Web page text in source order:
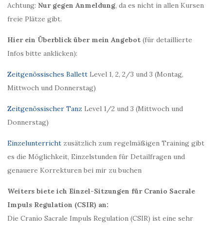
Achtung: Nur gegen Anmeldung, da es nicht in allen Kursen
freie Plätze gibt.
Hier ein Überblick über mein Angebot (für detaillierte
Infos bitte anklicken):
Zeitgenössisches Ballett Level 1, 2, 2/3 und 3 (Montag,
Mittwoch und Donnerstag)
Zeitgenössischer Tanz Level 1/2 und 3 (Mittwoch und
Donnerstag)
Einzelunterricht zusätzlich zum regelmäßigen Training gibt
es die Möglichkeit, Einzelstunden für Detailfragen und
genauere Korrekturen bei mir zu buchen
Weiters biete ich Einzel-Sitzungen für Cranio Sacrale
Impuls Regulation (CSIR) an:
Die Cranio Sacrale Impuls Regulation (CSIR) ist eine sehr